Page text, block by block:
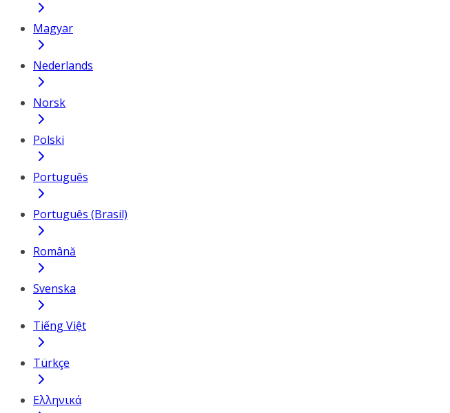
Magyar
Nederlands
Norsk
Polski
Português
Português (Brasil)
Română
Svenska
Tiếng Việt
Türkçe
Ελληνικά